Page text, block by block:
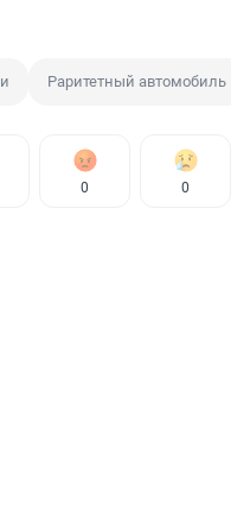
Раритетный автомобиль
0 0